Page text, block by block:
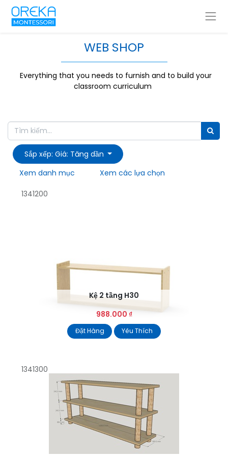
WEB SHOP
Everything that you needs to furnish and to build your
classroom curriculum
Sắp xếp: Giá: Tăng dần
Xem danh mục
Xem các lựa chọn
1341200
Kệ 2 tầng H30
988.000 ₫
Đặt Hàng Yêu Thích
1341300